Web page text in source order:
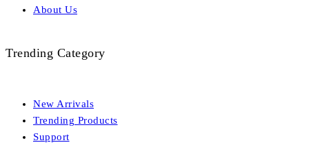
About Us
Trending Category
New Arrivals
Trending Products
Support